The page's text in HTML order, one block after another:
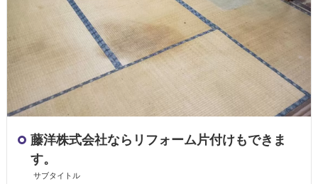
藤洋株式会社ならリフォーム片付けもできま
す。
サブタイトル